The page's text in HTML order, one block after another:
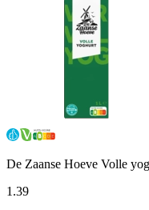
De Zaanse Hoeve Volle
1 .39